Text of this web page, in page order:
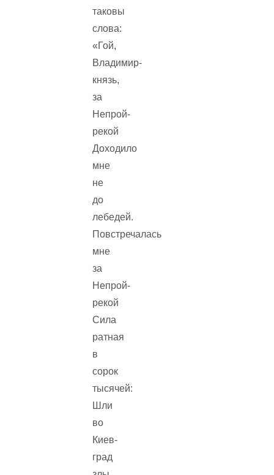
таковы
слова:
«Гой,
Владимир-
князь,
за
Непрой-
рекой
Доходило
мне
не
до
лебедей.
Повстречалась
мне
за
Непрой-
рекой
Сила
ратная
в
сорок
тысячей:
Шли
во
Киев-
град